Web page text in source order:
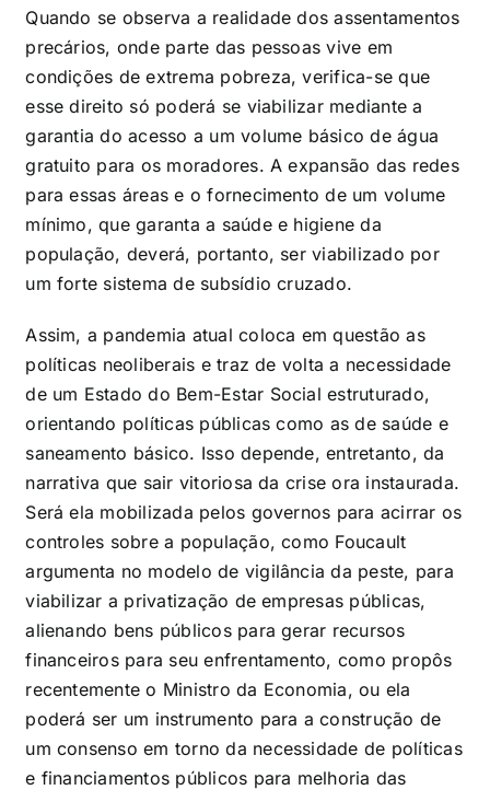
Quando se observa a realidade dos assentamentos
precários, onde parte das pessoas vive em
condições de extrema pobreza, verifica-se que
esse direito só poderá se viabilizar mediante a
garantia do acesso a um volume básico de água
gratuito para os moradores. A expansão das redes
para essas áreas e o fornecimento de um volume
mínimo, que garanta a saúde e higiene da
população, deverá, portanto, ser viabilizado por
um forte sistema de subsídio cruzado.
Assim, a pandemia atual coloca em questão as
políticas neoliberais e traz de volta a necessidade
de um Estado do Bem-Estar Social estruturado,
orientando políticas públicas como as de saúde e
saneamento básico. Isso depende, entretanto, da
narrativa que sair vitoriosa da crise ora instaurada.
Será ela mobilizada pelos governos para acirrar os
controles sobre a população, como Foucault
argumenta no modelo de vigilância da peste, para
viabilizar a privatização de empresas públicas,
alienando bens públicos para gerar recursos
financeiros para seu enfrentamento, como propôs
recentemente o Ministro da Economia, ou ela
poderá ser um instrumento para a construção de
um consenso em torno da necessidade de políticas
e financiamentos públicos para melhoria das